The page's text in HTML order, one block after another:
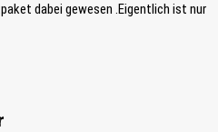
dabei gewesen .Eigentlich ist nur